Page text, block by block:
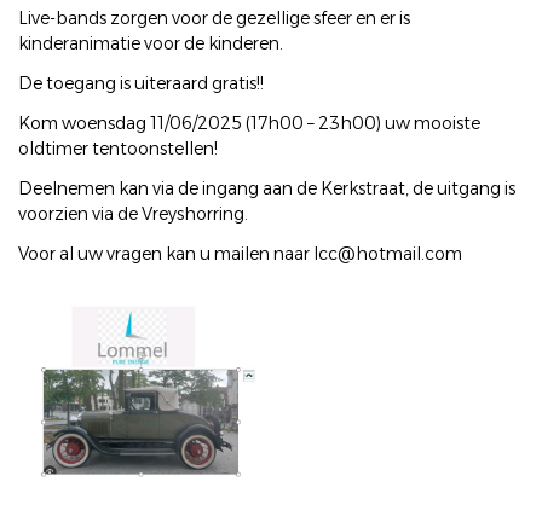
Live-bands zorgen voor de gezellige sfeer en er is
kinderanimatie voor de kinderen.
De toegang is uiteraard gratis!!
Kom woensdag 11/06/2025 (17h00 – 23h00) uw mooiste
oldtimer tentoonstellen!
Deelnemen kan via de ingang aan de Kerkstraat, de uitgang is
voorzien via de Vreyshorring.
Voor al uw vragen kan u mailen naar lcc@hotmail.com